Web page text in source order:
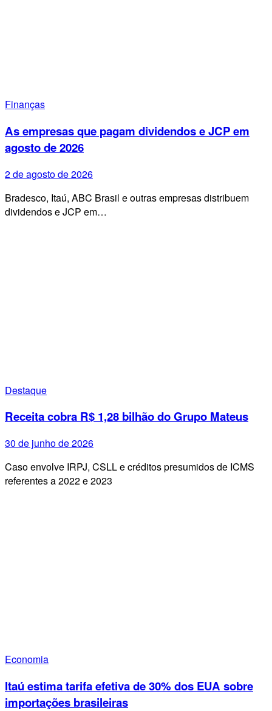
Finanças
As empresas que pagam dividendos e JCP em
agosto de 2026
2 de agosto de 2026
Bradesco, Itaú, ABC Brasil e outras empresas distribuem
dividendos e JCP em…
Destaque
Receita cobra R$ 1,28 bilhão do Grupo Mateus
30 de junho de 2026
Caso envolve IRPJ, CSLL e créditos presumidos de ICMS
referentes a 2022 e 2023
Economia
Itaú estima tarifa efetiva de 30% dos EUA sobre
importações brasileiras